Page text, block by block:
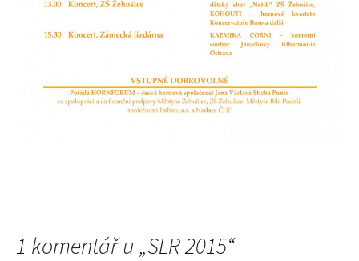
1 komentář u „SLR 2015“